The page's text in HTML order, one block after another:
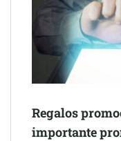
Schaeffler mejora su
NOVA: innovación y
mano de Tormo
Regalos
importante